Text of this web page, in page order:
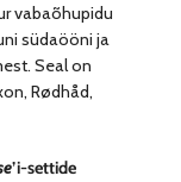
vabaõhupidu
südaööni ja
Seal on
Rødhåd,
’i-settide